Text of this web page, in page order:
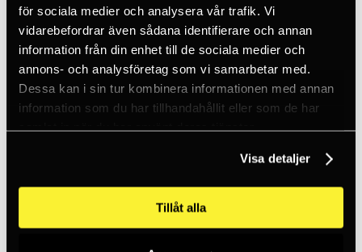
för sociala medier och analysera vår trafik. Vi
vidarebefordrar även sådana identifierare och annan
information från din enhet till de sociala medier och
annons- och analysföretag som vi samarbetar med.
Dessa kan i sin tur kombinera informationen med annan
information som du har tillhandahållit eller som de har
samlat in när du har använt deras tjänster.
Visa detaljer
Tillåt alla
Firningsåttor